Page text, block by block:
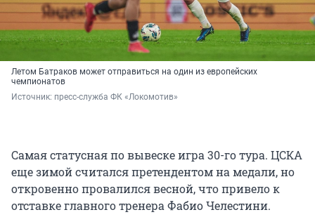
Летом Батраков может отправиться на один из европейских
чемпионатов
Источник: пресс-служба ФК «Локомотив»
Самая статусная по вывеске игра 30-го тура. ЦСКА
еще зимой считался претендентом на медали, но
откровенно провалился весной, что привело к
отставке главного тренера Фабио Челестини.